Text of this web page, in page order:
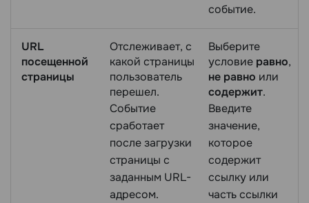
событие.
URL
посещенной
страницы
Отслеживает, с
какой страницы
пользователь
перешел.
Событие
сработает
после загрузки
страницы с
заданным URL-
адресом.
Выберите
условие равно,
не равно или
содержит.
Введите
значение,
которое
содержит
ссылку или
часть ссылки